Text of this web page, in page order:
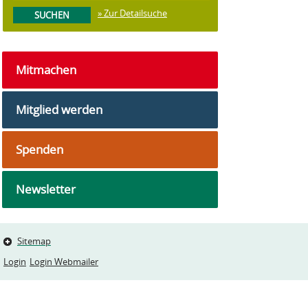
» Zur Detailsuche
Mitmachen
Mitglied werden
Spenden
Newsletter
Sitemap
Login Login Webmailer